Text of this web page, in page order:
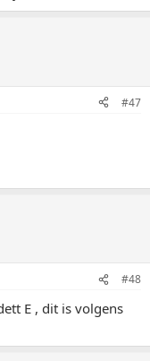
#47
#48
E , dit is volgens